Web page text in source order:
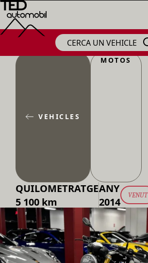
CERCA UN VEHICLE
VEHICLES
MOTOS
QUILOMETRATGE
5 100 km
ANY
2014
VENUT